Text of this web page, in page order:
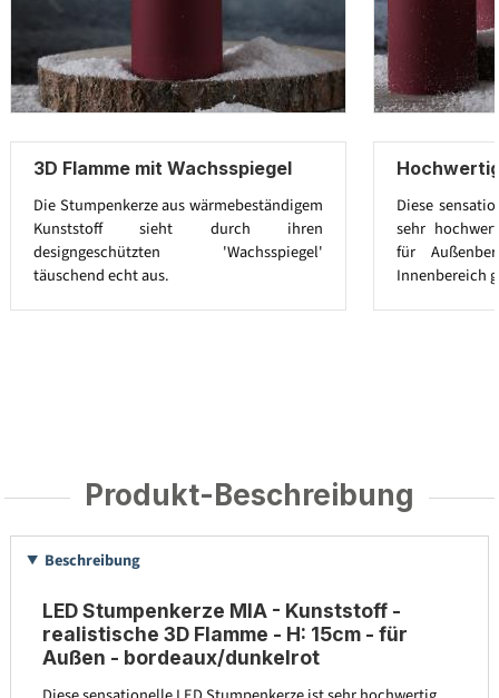
3D Flamme mit Wachsspiegel
Die Stumpenkerze aus wärmebeständigem
Kunststoff sieht durch ihren
designgeschützten 'Wachsspiegel'
täuschend echt aus.
Diese
sehr
für
Innenbereich
Produkt-Beschreibung
Beschreibung
LED Stumpenkerze MIA - Kunststoff -
realistische 3D Flamme - H: 15cm - für
Außen - bordeaux/dunkelrot